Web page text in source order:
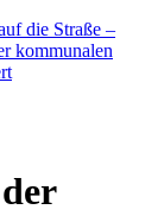
die Straße –
kommunalen